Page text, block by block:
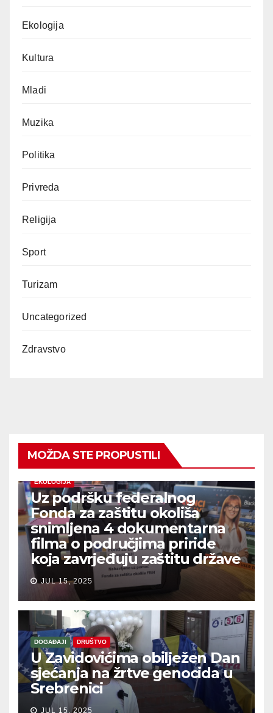
Ekologija
Kultura
Mladi
Muzika
Politika
Privreda
Religija
Sport
Turizam
Uncategorized
Zdravstvo
MOŽDA STE PROPUSTILI
EKOLOGIJA
Uz podršku federalnog
Fonda za zaštitu okoliša
snimljena 4 dokumentarna
filma o područjima priride
koja zavrjeđuju zaštitu države
JUL 15, 2025
DOGAĐAJI DRUŠTVO
U Zavidovićima obilježen Dan
sjećanja na žrtve genocida u
Srebrenici
JUL 15, 2025